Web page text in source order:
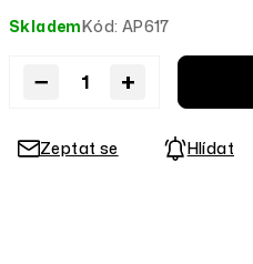
SklademKód: AP617
+
−
Zeptat se Hlídat